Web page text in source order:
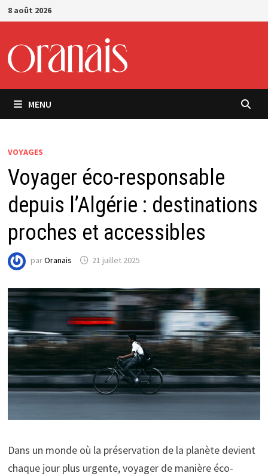
Passer
au
8 août 2026
MENU
VOYAGES
Voyager éco-responsable
depuis l’Algérie : destinations
proches et accessibles
parOranais 21 juillet 2025
Dans un monde où la préservation de la planète devient
chaque jour plus urgente, voyager de manière éco-